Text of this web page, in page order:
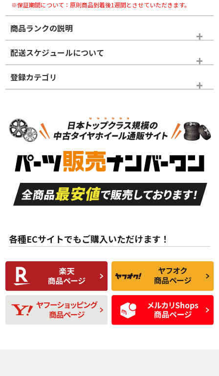
※保証期間について：原則商品到着後1週間とさせていただきます。
商品ランクの説明
※商品ランクは出品者の主観により判断しておりますので、あら
かじめご了承ください。
ホイールランク
S
品）
S
新車外し品（新古
付き
A
走行距離も少なく、
目立つ傷もほとんど
ない中古品
A
走行距離も少なく、
非常に状態の良い中
古品
な中古品
んどない中古品
C
比較的きれいな中古
品
C
られるが、使用に問
題のない中古品
D
使用感や目立つ傷が
あり、一般的な中古
品
D
残り溝も少なく、偏
磨耗がみられ、短期
間使用できるくらい
の中古品
配送スケジュールについて
登録カテゴリ
タイヤホイールセット
各種ECサイトでもご購入いただけます！